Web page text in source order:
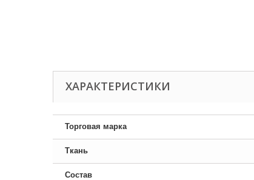
ХАРАКТЕРИСТИКИ
Торговая марка
Ткань
Состав